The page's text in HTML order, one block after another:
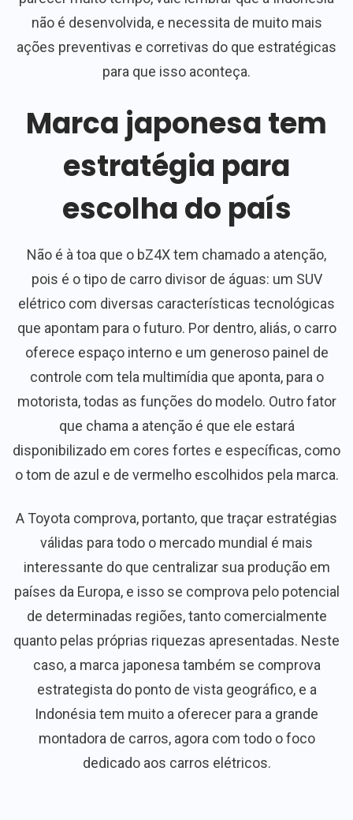
não é desenvolvida, e necessita de muito mais
ações preventivas e corretivas do que estratégicas
para que isso aconteça.
Marca japonesa tem
estratégia para
escolha do país
Não é à toa que o bZ4X tem chamado a atenção,
pois é o tipo de carro divisor de águas: um SUV
elétrico com diversas características tecnológicas
que apontam para o futuro. Por dentro, aliás, o carro
oferece espaço interno e um generoso painel de
controle com tela multimídia que aponta, para o
motorista, todas as funções do modelo. Outro fator
que chama a atenção é que ele estará
disponibilizado em cores fortes e específicas, como
o tom de azul e de vermelho escolhidos pela marca.
A Toyota comprova, portanto, que traçar estratégias
válidas para todo o mercado mundial é mais
interessante do que centralizar sua produção em
países da Europa, e isso se comprova pelo potencial
de determinadas regiões, tanto comercialmente
quanto pelas próprias riquezas apresentadas. Neste
caso, a marca japonesa também se comprova
estrategista do ponto de vista geográfico, e a
Indonésia tem muito a oferecer para a grande
montadora de carros, agora com todo o foco
dedicado aos carros elétricos.